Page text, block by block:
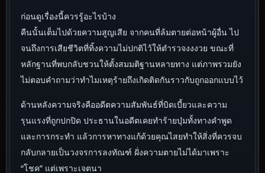
ก่อนดูเรื่องนี้ควรรู้อะไรบ้าง
คืนนั้นเต็มไปด้วยความสูญเสีย จากคนที่ล้มตายต่อหน้าผู้อื่น ไป
จนถึงการเสียชีวิตที่ทิ้งความไม่ปกติไว้ให้ตำรวจงงงวย ขณะที่
หลักฐานที่พบกลับชวนให้ตั้งสมมติฐานหลายทาง แต่ภาพรวมยัง
ไม่ตอบคำถามว่าทำไมเหตุร้ายถึงเกิดติดกันราวกับถูกออกแบบไว้
ด้านหลังความจริงคืออดีตความสัมพันธ์ที่บิดเบี้ยวและความ
รุนแรงที่ถูกปกปิด ประธานในอดีตเคยทำร้ายบุ๋มทั้งทางคำพูด
และการกระทำ แล้วการหาทางแก้ด้วยคุณไสยทำให้สิ่งที่ควรจบ
กลับกลายเป็นวงจรการลงทัณฑ์ ฝั่งความตายไม่ได้มาเพราะ
“โชค” แต่เพราะเจตนา